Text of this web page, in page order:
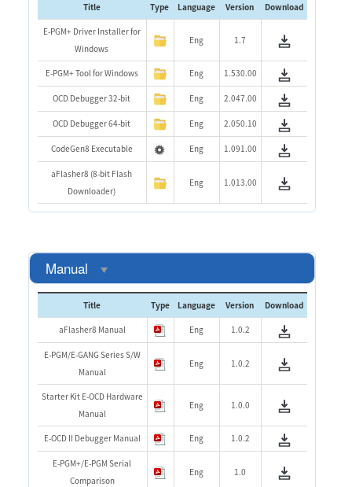
Title Type Language Version Download
E-PGM+ Driver Installer for
Windows
Eng 1.7
E-PGM+ Tool for Windows Eng 1.530.00
OCD Debugger 32-bit Eng 2.047.00
OCD Debugger 64-bit Eng 2.050.10
CodeGen8 Executable Eng 1.091.00
aFlasher8 (8-bit Flash
Downloader)
Eng 1.013.00
Manual
Title Type Language Version Download
aFlasher8 Manual Eng 1.0.2
E-PGM/E-GANG Series S/W
Manual
Eng 1.0.2
Starter Kit E-OCD Hardware
Manual
Eng 1.0.0
E-OCD II Debugger Manual Eng 1.0.2
E-PGM+/E-PGM Serial
Comparison
Eng 1.0